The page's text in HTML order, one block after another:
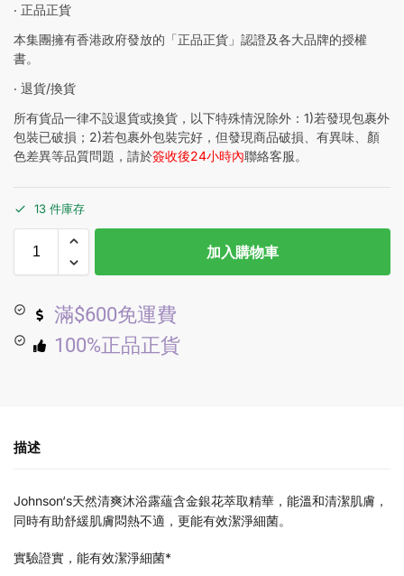
‧ 正品正貨
本集團擁有香港政府發放的「正品正貨」認證及各大品牌的授權
書。
‧ 退貨/換貨
所有貨品一律不設退貨或換貨，以下特殊情況除外：1)若發現包裹外
包裝已破損；2)若包裹外包裝完好，但發現商品破損、有異味、顏
色差異等品質問題，請於簽收後24小時內聯絡客服。
13 件庫存
加入購物車
滿$600免運費
100%正品正貨
描述
Johnson‘s天然清爽沐浴露蘊含金銀花萃取精華，能溫和清潔肌膚，
同時有助舒緩肌膚悶熱不適，更能有效潔淨細菌。
實驗證實，能有效潔淨細菌*